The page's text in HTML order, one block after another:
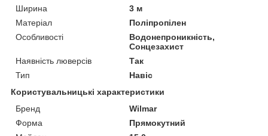
Ширина
3 м
Матеріал
Поліпропілен
Особливості
Водонепроникність,
Сонцезахист
Наявність люверсів
Так
Тип
Навіс
Користувальницькі характеристики
Бренд
Wilmar
Форма
Прямокутний